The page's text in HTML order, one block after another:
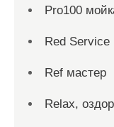
Pro100
Red Service
Ref мастер
Relax,